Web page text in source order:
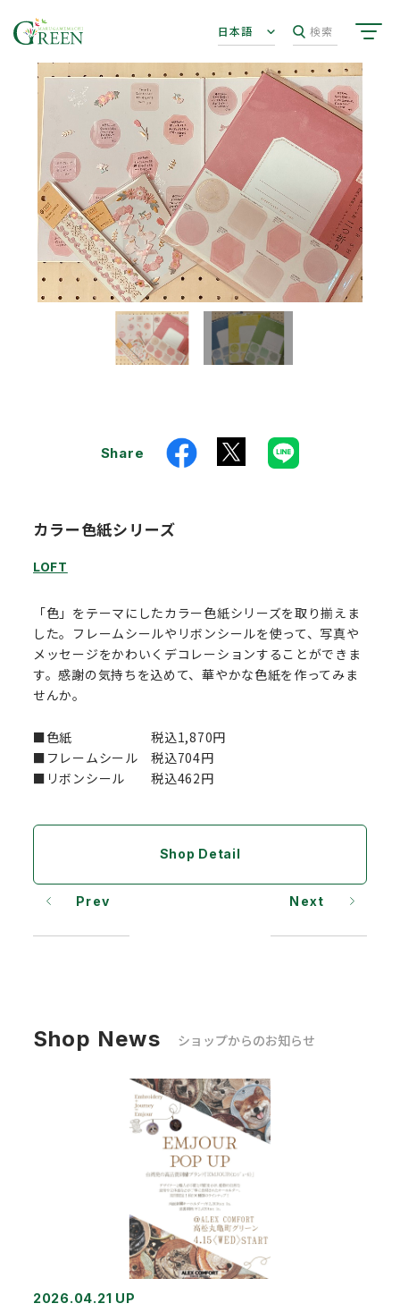
日本語 検索
Share
カラー色紙シリーズ
LOFT
「色」をテーマにしたカラー色紙シリーズを取り揃えま
した。フレームシールやリボンシールを使って、写真や
メッセージをかわいくデコレーションすることができま
す。感謝の気持ちを込めて、華やかな色紙を作ってみま
せんか。
■色紙 税込1,870円
■フレームシール 税込704円
■リボンシール 税込462円
Shop Detail
Prev Next
Shop News ショップからのお知らせ
2026.04.21 UP